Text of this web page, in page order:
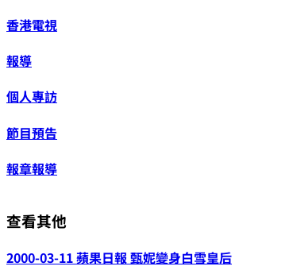
香港電視
報導
個人專訪
節目預告
報章報導
查看其他
2000-03-11 蘋果日報 甄妮變身白雪皇后